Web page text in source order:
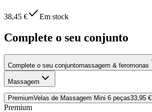
38,45 € Em stock
Complete o seu conjunto
Complete o seu conjuntomassagem & feromonas
Massagem
PremiumVelas de Massagem Mini 6 peças33,95 €
Premium